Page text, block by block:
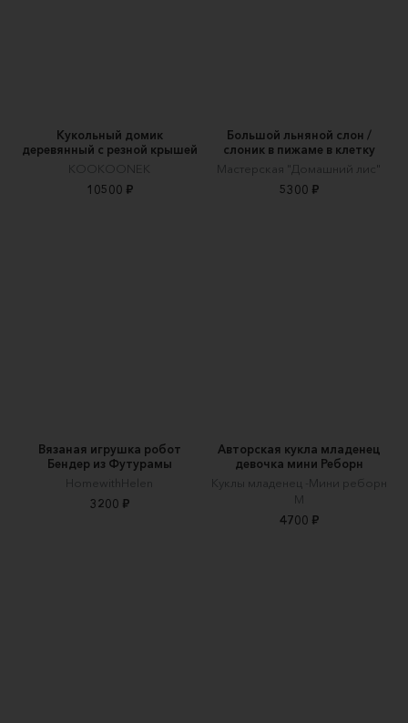
Кукольный домик
деревянный с резной крышей
KOOKOONEK
10500 ₽
Большой льняной слон /
слоник в пижаме в клетку
Мастерская "Домашний лис"
5300 ₽
Вязаная игрушка робот
Бендер из Футурамы
HomewithHelen
3200 ₽
Авторская кукла младенец
девочка мини Реборн
Куклы младенец -Мини реборн
М
4700 ₽